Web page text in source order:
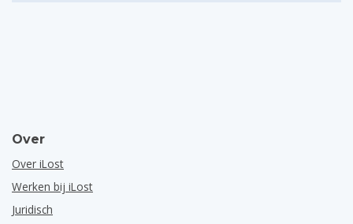
Over
Over iLost
Werken bij iLost
Juridisch